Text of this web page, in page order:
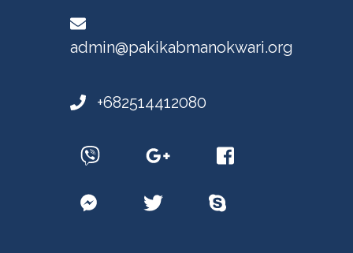
admin@pakikabmanokwari.org
+682514412080